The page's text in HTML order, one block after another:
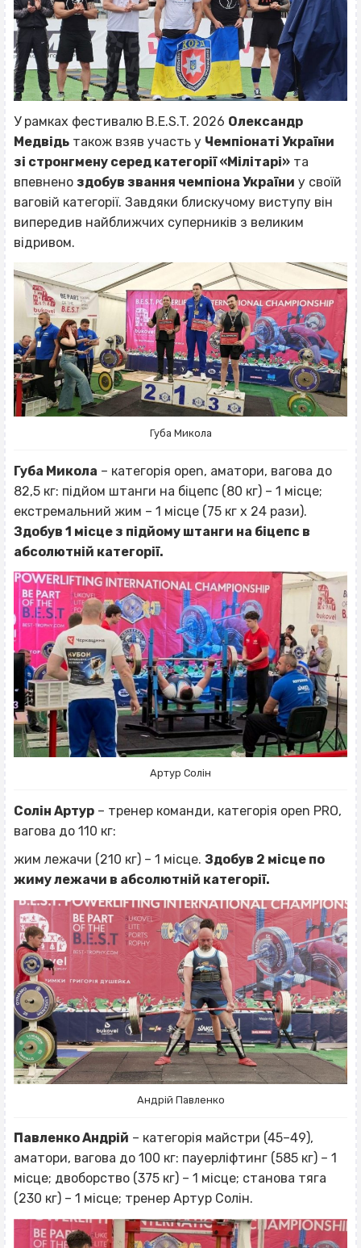
У рамках фестивалю B.E.S.T. 2026 Олександр
Медвідь також взяв участь у Чемпіонаті України
зі стронгмену серед категорії «Мілітарі» та
впевнено здобув звання чемпіона України у своїй
ваговій категорії. Завдяки блискучому виступу він
випередив найближчих суперників з великим
відривом.
Губа Микола
Губа Микола – категорія open, аматори, вагова до
82,5 кг: підйом штанги на біцепс (80 кг) – 1 місце;
екстремальний жим – 1 місце (75 кг х 24 рази).
Здобув 1 місце з підйому штанги на біцепс в
абсолютній категорії.
Артур Солін
Солін Артур – тренер команди, категорія open PRO,
вагова до 110 кг:
жим лежачи (210 кг) – 1 місце. Здобув 2 місце по
жиму лежачи в абсолютній категорії.
Андрій Павленко
Павленко Андрій – категорія майстри (45–49),
аматори, вагова до 100 кг: пауерліфтинг (585 кг) – 1
місце; двоборство (375 кг) – 1 місце; станова тяга
(230 кг) – 1 місце; тренер Артур Солін.